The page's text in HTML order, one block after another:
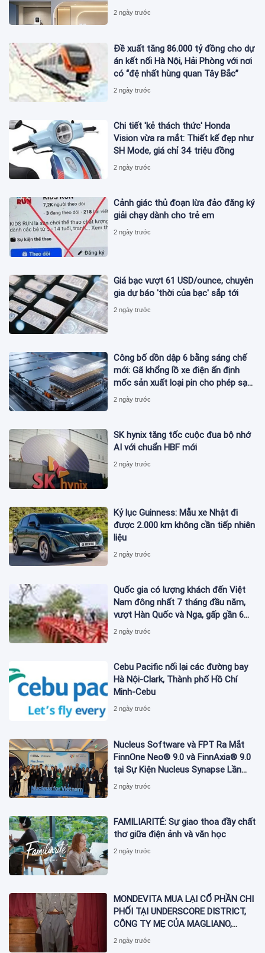
2 ngày trước
Đề xuất tăng 86.000 tỷ đồng cho dự
án kết nối Hà Nội, Hải Phòng với nơi
có “đệ nhất hùng quan Tây Bắc”
2 ngày trước
Chi tiết 'kẻ thách thức' Honda
Vision vừa ra mắt: Thiết kế đẹp như
SH Mode, giá chỉ 34 triệu đồng
2 ngày trước
Cảnh giác thủ đoạn lừa đảo đăng ký
giải chạy dành cho trẻ em
2 ngày trước
Giá bạc vượt 61 USD/ounce, chuyên
gia dự báo 'thời của bạc' sắp tới
2 ngày trước
Công bố dồn dập 6 bằng sáng chế
mới: Gã khổng lồ xe điện ấn định
mốc sản xuất loại pin cho phép sạc
1 lần đi từ Hà Nội đến TP.HCM
2 ngày trước
SK hynix tăng tốc cuộc đua bộ nhớ
AI với chuẩn HBF mới
2 ngày trước
Kỷ lục Guinness: Mẫu xe Nhật đi
được 2.000 km không cần tiếp nhiên
liệu
2 ngày trước
Quốc gia có lượng khách đến Việt
Nam đông nhất 7 tháng đầu năm,
vượt Hàn Quốc và Nga, gấp gần 6
lần Ấn Độ
2 ngày trước
Cebu Pacific nối lại các đường bay
Hà Nội-Clark, Thành phố Hồ Chí
Minh-Cebu
2 ngày trước
Nucleus Software và FPT Ra Mắt
FinnOne Neo® 9.0 và FinnAxia® 9.0
tại Sự Kiện Nucleus Synapse Lần
Đầu Tiên tại Việt Nam
2 ngày trước
FAMILIARITÉ: Sự giao thoa đầy chất
thơ giữa điện ảnh và văn học
2 ngày trước
MONDEVITA MUA LẠI CỔ PHẦN CHI
PHỐI TẠI UNDERSCORE DISTRICT,
CÔNG TY MẸ CỦA MAGLIANO,
ĐÁNH DẤU BƯỚC THỨ HAI TRONG
2 ngày trước